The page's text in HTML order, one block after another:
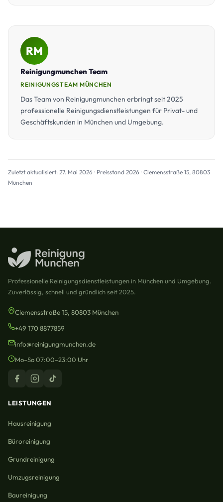
RM
Reinigungmunchen Team
REINIGUNGSTEAM MÜNCHEN
Das Team von Reinigungmunchen erbringt seit 2025
professionelle Reinigungsdienstleistungen für Privat- und
Geschäftskunden in München und Umgebung.
Zuletzt aktualisiert: 27. Mai 2026 · Preisstand 2026 · Clemensstraße 15, 80803
München
Professionelle Reinigungsdienstleistungen in München und Umgebung.
Zuverlässig, schnell und gründlich seit 2025.
Clemensstraße 15, 80803 München
+49 170 8877859
info@reinigungmunchen.de
Mo–So 07:00–23:00 Uhr
LEISTUNGEN
Hausreinigung
Büroreinigung
Grundreinigung
Umzugsreinigung
Baureinigung